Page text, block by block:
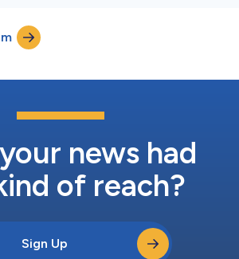
news had
of reach?
Sign Up